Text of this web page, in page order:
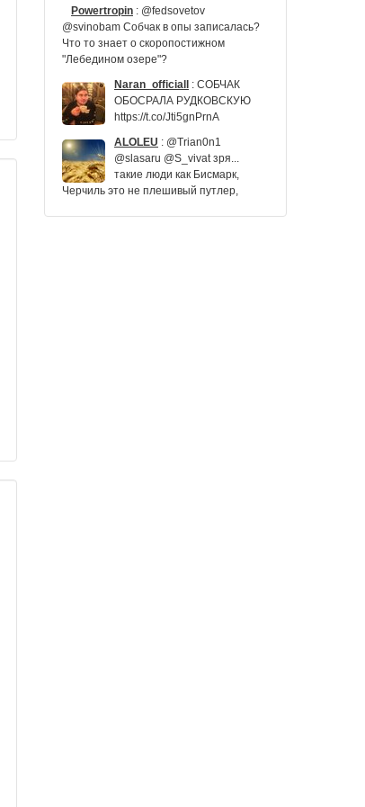
Powertropin : @fedsovetov
@svinobam Собчак в опы записалась?
Что то знает о скоропостижном
"Лебедином озере"?
Naran_officiall
: СОБЧАК
ОБОСРАЛА РУДКОВСКУЮ
https://t.co/Jti5gnPrnA
ALOLEU : @Trian0n1
@slasaru @S_vivat зря...
такие люди как Бисмарк,
Черчиль это не плешивый путлер,